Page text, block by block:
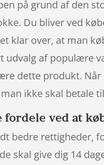
på grund af den
Du bliver ved
klar over, at man
udvalg af populære
dette produkt.
ikke skal betale
fordele ved at
bedre rettigheder,
skal give dig 14